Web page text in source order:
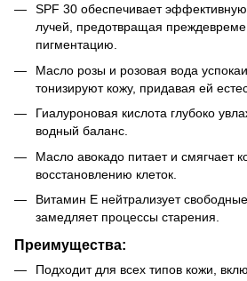
SPF 30 обеспечивает
лучей, предотвращая
пигментацию.
Масло розы и розовая вода
тонизируют кожу, придавая ей
Гиалуроновая кислота глубоко
водный баланс.
Масло авокадо питает и смягчает
восстановлению клеток.
Витамин Е нейтрализует
замедляет процессы старения.
Преимущества:
Подходит для всех типов кожи,